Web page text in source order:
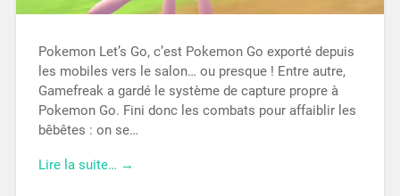
Pokemon Let’s Go, c’est Pokemon Go exporté depuis
les mobiles vers le salon… ou presque ! Entre autre,
Gamefreak a gardé le système de capture propre à
Pokemon Go. Fini donc les combats pour affaiblir les
bêbêtes : on se…
Lire la suite… →